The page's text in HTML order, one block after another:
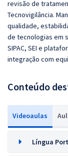
revisão de
Tecnovigilância.
qualidade,
de tecnologias em
SIPAC, SEI e
integração com
Conteúdo
Videoaulas
Língua